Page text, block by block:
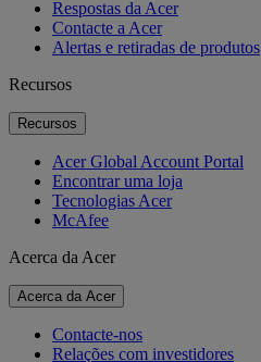
Respostas da Acer
Contacte a Acer
Alertas e retiradas de produtos
Recursos
Recursos
Acer Global Account Portal
Encontrar uma loja
Tecnologias Acer
McAfee
Acerca da Acer
Acerca da Acer
Contacte-nos
Relações com investidores